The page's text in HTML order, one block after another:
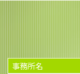
事務所名